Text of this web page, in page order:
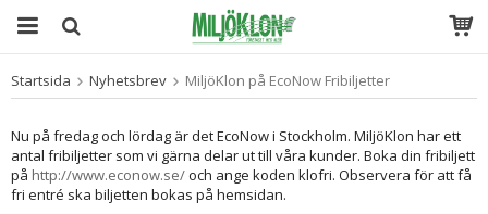
Produkten har blivit tillagd i varukorgen
Startsida Nyhetsbrev MiljöKlon på EcoNow Fribiljetter
Nu på fredag och lördag är det EcoNow i Stockholm. MiljöKlon har ett
antal fribiljetter som vi gärna delar ut till våra kunder. Boka din fribiljett
på http://www.econow.se/och ange koden klofri. Observera för att få
fri entré ska biljetten bokas på hemsidan.